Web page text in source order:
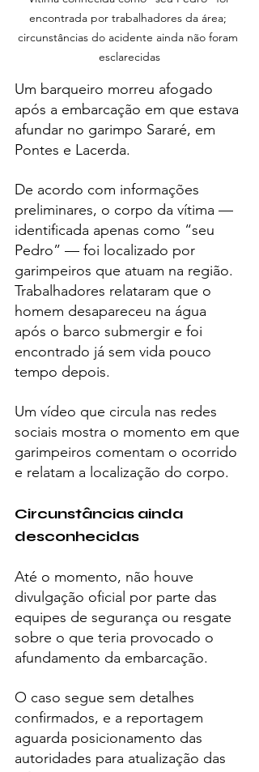
encontrada por trabalhadores da área;
circunstâncias do acidente ainda não foram
esclarecidas
Um barqueiro morreu afogado
após a embarcação em que estava
afundar no garimpo Sararé, em
Pontes e Lacerda.
De acordo com informações
preliminares, o corpo da vítima —
identificada apenas como “seu
Pedro” — foi localizado por
garimpeiros que atuam na região.
Trabalhadores relataram que o
homem desapareceu na água
após o barco submergir e foi
encontrado já sem vida pouco
tempo depois.
Um vídeo que circula nas redes
sociais mostra o momento em que
garimpeiros comentam o ocorrido
e relatam a localização do corpo.
Circunstâncias ainda
desconhecidas
Até o momento, não houve
divulgação oficial por parte das
equipes de segurança ou resgate
sobre o que teria provocado o
afundamento da embarcação.
O caso segue sem detalhes
confirmados, e a reportagem
aguarda posicionamento das
autoridades para atualização das